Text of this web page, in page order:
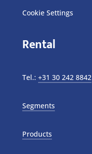
Cookie Settings
Rental
Tel.: +31 30 242 8842
Segments
Products